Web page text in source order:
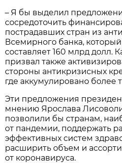
– Я бы выделил
сосредоточить
пострадавших стран из
Всемирного банка, который
составляет 160 млрд долл.
призвал также
стороны антикризисных
где аккумулировано более
Эти предложения
мнению Ярослава
позволили бы странам,
от пандемии, поддержать
эффективных систем
расширить объем и
от коронавируса.